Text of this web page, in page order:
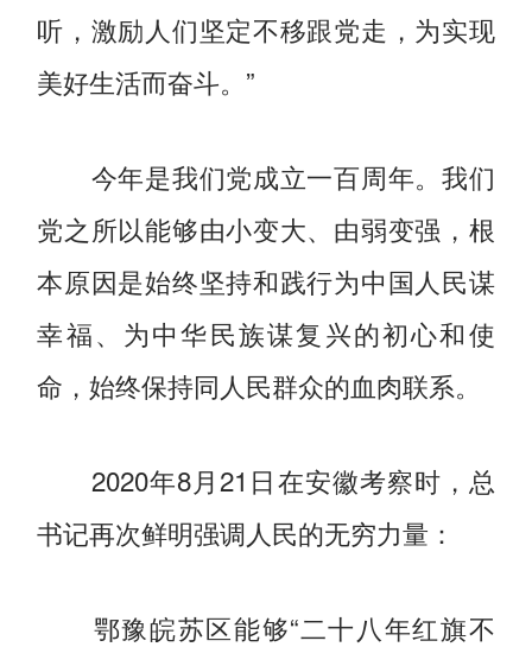
听，激励人们坚定不移跟党走，为实现
美好生活而奋斗。”
今年是我们党成立一百周年。我们
党之所以能够由小变大、由弱变强，根
本原因是始终坚持和践行为中国人民谋
幸福、为中华民族谋复兴的初心和使
命，始终保持同人民群众的血肉联系。
2020年8月21日在安徽考察时，总
书记再次鲜明强调人民的无穷力量：
鄂豫皖苏区能够“二十八年红旗不